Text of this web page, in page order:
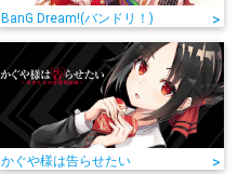
BanG Dream!(バンドリ！) >
かぐや様は告らせたい >